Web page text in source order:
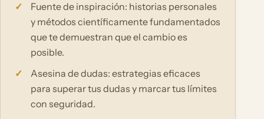
Fuente de inspiración: historias personales
y métodos científicamente fundamentados
que te demuestran que el cambio es
posible.
Asesina de dudas: estrategias eficaces
para superar tus dudas y marcar tus límites
con seguridad.